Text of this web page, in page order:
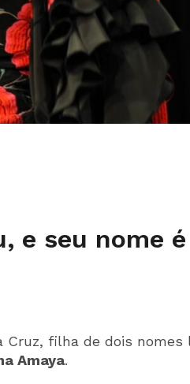
e seu nome
Cruz, filha de dois nomes
Amaya.